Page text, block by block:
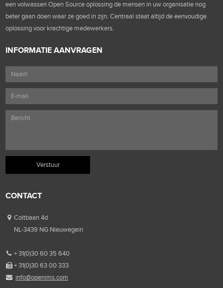
een volwassen Open Source oplossing de mensen in uw organisatie nog
beter gaan doen waar ze goed in zijn. Centraal staat altijd de eenvoudige
oplossing voor krachtige medewerkers.
INFORMATIE AANVRAGEN
CONTACT
Coltbaan 4d
NL-3439 NG Nieuwegein
+ 31(0)30 60 35 640
+ 31(0)30 63 00 333
info@openims.com